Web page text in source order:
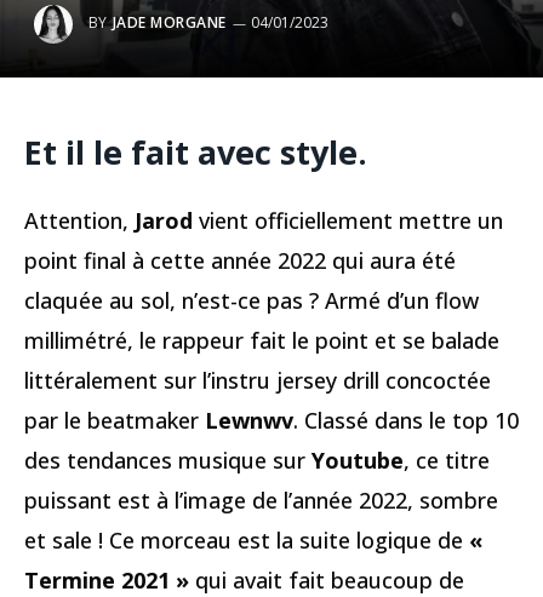
BY JADE MORGANE 04/01/2023
Et il le fait avec style.
Attention, Jarod vient officiellement mettre un
point final à cette année 2022 qui aura été
claquée au sol, n’est-ce pas ? Armé d’un flow
millimétré, le rappeur fait le point et se balade
littéralement sur l’instru jersey drill concoctée
par le beatmaker Lewnwv. Classé dans le top 10
des tendances musique sur Youtube, ce titre
puissant est à l’image de l’année 2022, sombre
et sale ! Ce morceau est la suite logique de «
Termine 2021 » qui avait fait beaucoup de